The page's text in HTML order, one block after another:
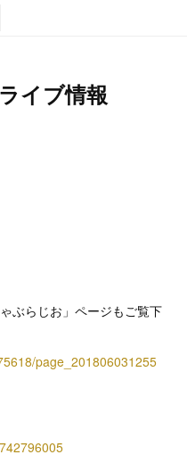
イブ情報
ぶらじお」ページもご覧下
page_201806031255